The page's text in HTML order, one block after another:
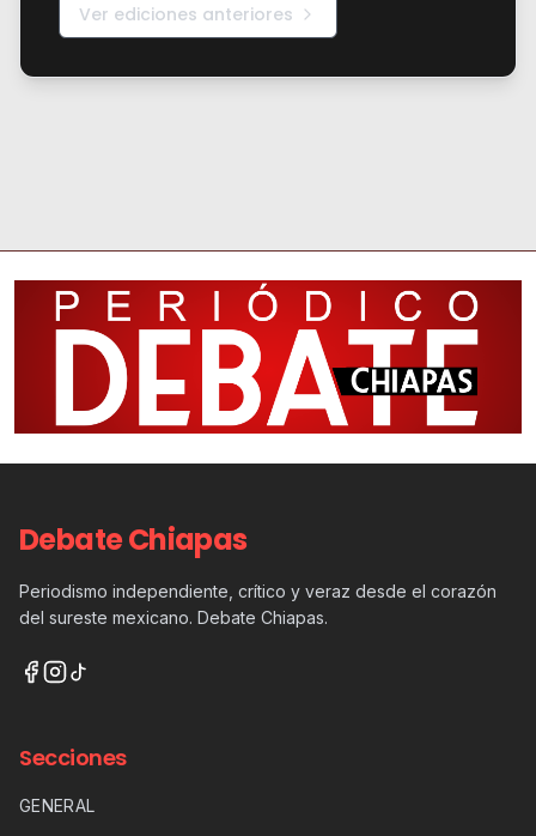
Ver ediciones anteriores
Debate Chiapas
Periodismo independiente, crítico y veraz desde el corazón
del sureste mexicano. Debate Chiapas.
Secciones
GENERAL